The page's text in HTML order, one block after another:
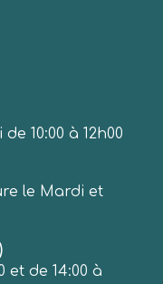
10:00 à 12h00
le Mardi et
et de 14:00 à